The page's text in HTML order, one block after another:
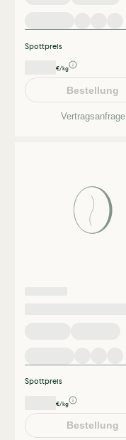
Spottpreis
€/kg
Bestellung
Vertragsanfrage
Spottpreis
€/kg
Bestellung